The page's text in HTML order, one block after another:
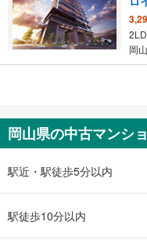
岡
岡山県の中古マンシ
駅近・駅徒歩5分以内
駅徒歩10分以内